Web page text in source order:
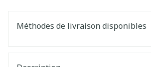
Méthodes de livraison disponibles